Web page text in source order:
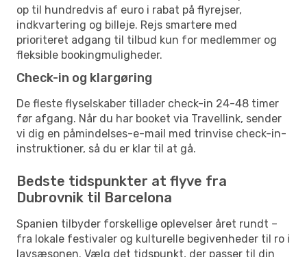
op til hundredvis af euro i rabat på flyrejser,
indkvartering og billeje. Rejs smartere med
prioriteret adgang til tilbud kun for medlemmer og
fleksible bookingmuligheder.
Check-in og klargøring
De fleste flyselskaber tillader check-in 24-48 timer
før afgang. Når du har booket via Travellink, sender
vi dig en påmindelses-e-mail med trinvise check-in-
instruktioner, så du er klar til at gå.
Bedste tidspunkter at flyve fra
Dubrovnik til Barcelona
Spanien tilbyder forskellige oplevelser året rundt –
fra lokale festivaler og kulturelle begivenheder til ro i
lavsæsonen. Vælg det tidspunkt, der passer til din